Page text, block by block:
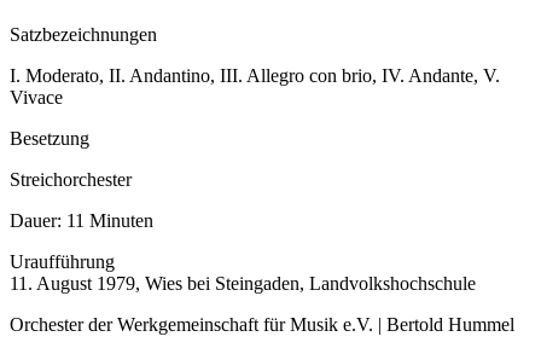
Satzbezeichnungen
I. Moderato, II. Andantino, III. Allegro con brio, IV. Andante, V.
Vivace
Besetzung
Streichorchester
Dauer: 11 Minuten
Uraufführung
11. August 1979, Wies bei Steingaden, Landvolkshochschule
Orchester der Werkgemeinschaft für Musik e.V. | Bertold Hummel